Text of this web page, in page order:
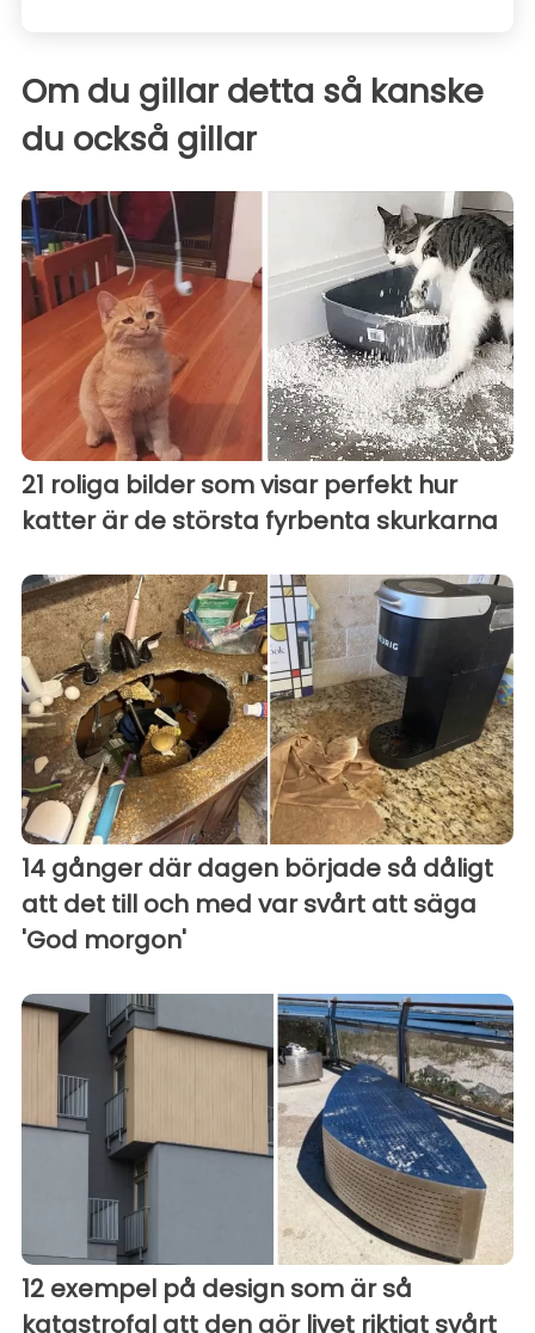
Om du gillar detta så kanske
du också gillar
21 roliga bilder som visar perfekt hur
katter är de största fyrbenta skurkarna
14 gånger där dagen började så dåligt
att det till och med var svårt att säga
'God morgon'
12 exempel på design som är så
katastrofal att den gör livet riktigt svårt